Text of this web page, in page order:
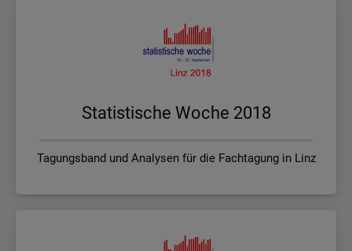
Sta­tis­ti­sche Woche 2018
Tagungsband und Analysen für die Fachtagung in Linz